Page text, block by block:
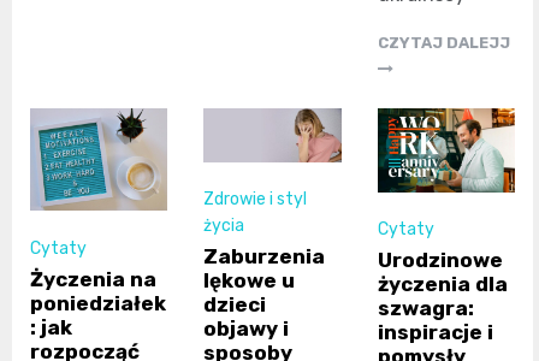
CZYTAJ DALEJJ
Cytaty
Życzenia na
poniedziałek
: jak
rozpocząć
Zdrowie i styl
życia
Zaburzenia
lękowe u
dzieci
objawy i
sposoby
Cytaty
Urodzinowe
życzenia dla
szwagra:
inspiracje i